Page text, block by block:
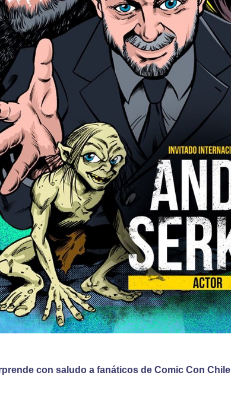
con saludo a fanáticos de Comic Con Chile